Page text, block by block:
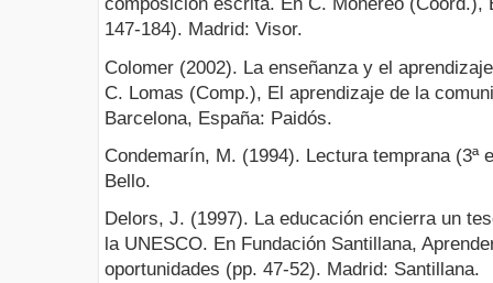
composición escrita. En C. Monereo (Coord.),
147-184). Madrid: Visor.
Colomer (2002). La enseñanza y el
C. Lomas (Comp.), El aprendizaje de la
Barcelona, España: Paidós.
Condemarín, M. (1994). Lectura temprana (3ª
Bello.
Delors, J. (1997). La educación encierra un
la UNESCO. En Fundación Santillana,
oportunidades (pp. 47-52). Madrid: Santillana.